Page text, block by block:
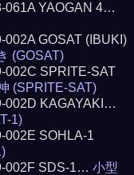
061A YAOGAN 4…
002A GOSAT (IBUKI)
(GOSAT)
002C SPRITE-SAT
(SPRITE-SAT)
002D KAGAYAKI…
1)
002E SOHLA-1
002F SDS-1…小型